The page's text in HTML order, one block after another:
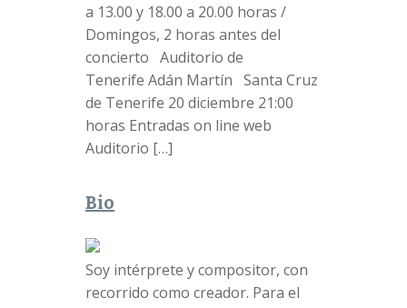
a 13.00 y 18.00 a 20.00 horas /
Domingos, 2 horas antes del
concierto Auditorio de
Tenerife Adán Martín Santa Cruz
de Tenerife 20 diciembre 21:00
horas Entradas on line web
Auditorio […]
Bio
Soy intérprete y compositor, con
recorrido como creador. Para el